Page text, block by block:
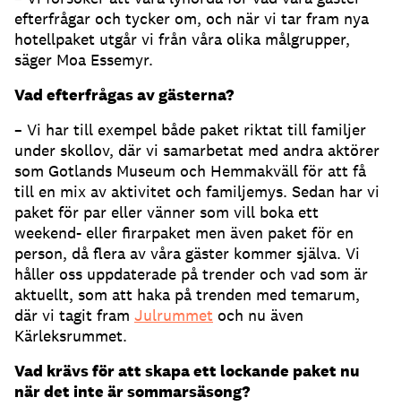
efterfrågar och tycker om, och när vi tar fram nya
hotellpaket utgår vi från våra olika målgrupper,
säger Moa Essemyr.
Vad efterfrågas av gästerna?
– Vi har till exempel både paket riktat till familjer
under skollov, där vi samarbetat med andra aktörer
som Gotlands Museum och Hemmakväll för att få
till en mix av aktivitet och familjemys. Sedan har vi
paket för par eller vänner som vill boka ett
weekend- eller firarpaket men även paket för en
person, då flera av våra gäster kommer själva. Vi
håller oss uppdaterade på trender och vad som är
aktuellt, som att haka på trenden med temarum,
där vi tagit fram Julrummet och nu även
Kärleksrummet.
Vad krävs för att skapa ett lockande paket nu
när det inte är sommarsäsong?